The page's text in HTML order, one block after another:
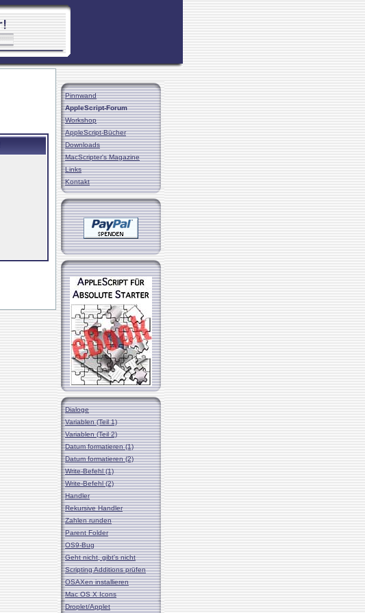
Pinnwand
AppleScript-Forum
Workshop
AppleScript-Bücher
Downloads
MacScripter's Magazine
Links
Kontakt
Dialoge
Variablen (Teil 1)
Variablen (Teil 2)
Datum formatieren (1)
Datum formatieren (2)
Write-Befehl (1)
Write-Befehl (2)
Handler
Rekursive Handler
Zahlen runden
Parent Folder
OS9-Bug
Geht nicht, gibt's nicht
Scripting Additions prüfen
OSAXen installieren
Mac OS X Icons
Droplet/Applet